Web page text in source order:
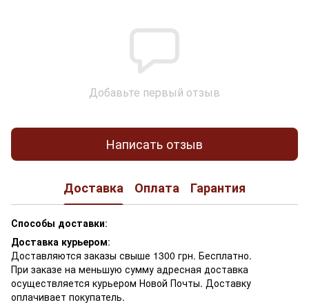
Добавьте первый отзыв
Написать отзыв
Доставка Оплата Гарантия
Способы доставки:
Доставка курьером:
Доставляются заказы свыше 1300 грн. Бесплатно.
При заказе на меньшую сумму адресная доставка
осуществляется курьером Новой Почты. Доставку
оплачивает покупатель.